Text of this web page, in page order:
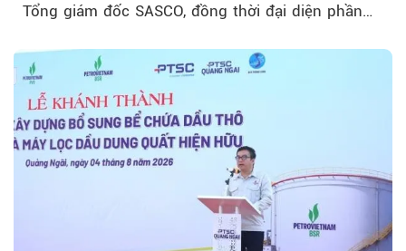
Tổng giám đốc SASCO, đồng thời đại diện phần